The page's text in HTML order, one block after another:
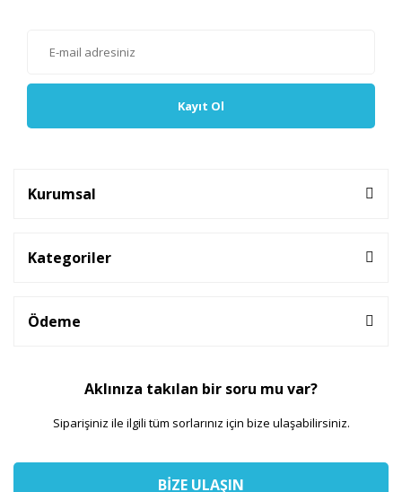
Kayıt Ol
Kurumsal
Kategoriler
Ödeme
Aklınıza takılan bir soru mu var?
Siparişiniz ile ilgili tüm sorlarınız için bize ulaşabilirsiniz.
BİZE ULAŞIN